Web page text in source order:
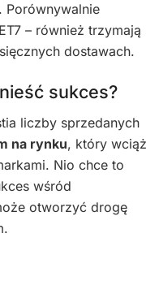
. Porównywalnie
– również trzymają
dostawach.
sukces?
liczby sprzedanych
na rynku, który wciąż
Nio chce to
wśród
otworzyć drogę